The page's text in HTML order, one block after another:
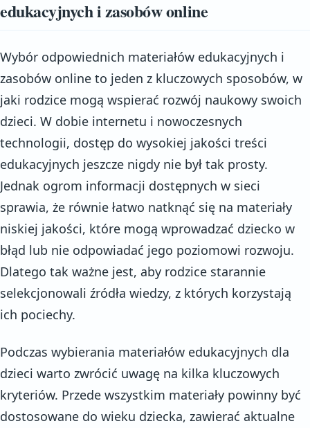
edukacyjnych i zasobów online
Wybór odpowiednich materiałów edukacyjnych i
zasobów online to jeden z kluczowych sposobów, w
jaki rodzice mogą wspierać rozwój naukowy swoich
dzieci. W dobie internetu i nowoczesnych
technologii, dostęp do wysokiej jakości treści
edukacyjnych jeszcze nigdy nie był tak prosty.
Jednak ogrom informacji dostępnych w sieci
sprawia, że równie łatwo natknąć się na materiały
niskiej jakości, które mogą wprowadzać dziecko w
błąd lub nie odpowiadać jego poziomowi rozwoju.
Dlatego tak ważne jest, aby rodzice starannie
selekcjonowali źródła wiedzy, z których korzystają
ich pociechy.
Podczas wybierania materiałów edukacyjnych dla
dzieci warto zwrócić uwagę na kilka kluczowych
kryteriów. Przede wszystkim materiały powinny być
dostosowane do wieku dziecka, zawierać aktualne